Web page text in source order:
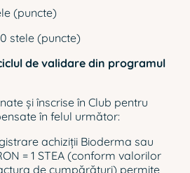
(puncte)
stele (puncte)
de validare din programul
şi înscrise în Club pentru
în felul următor:
achiziții Bioderma sau
= 1 STEA (conform valorilor
de cumpărături) permite